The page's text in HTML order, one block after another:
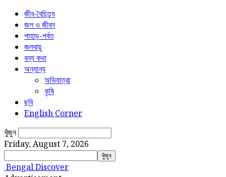
জীব-বৈচিত্র্য
জল ও জীবন
পাহাড়-পর্বত
জলবায়ু
বন্য কথা
অন্যান্য
অভিযাত্রা
কৃষি
ছবি
English Corner
খুঁজুন
Friday, August 7, 2026
Bengal Discover